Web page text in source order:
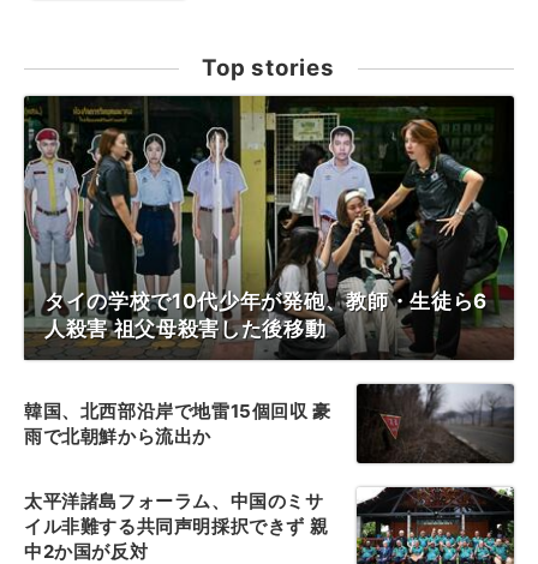
Top stories
タイの学校で10代少年が発砲、教師・生徒ら6
人殺害 祖父母殺害した後移動
韓国、北西部沿岸で地雷15個回収 豪
雨で北朝鮮から流出か
太平洋諸島フォーラム、中国のミサ
イル非難する共同声明採択できず 親
中2か国が反対